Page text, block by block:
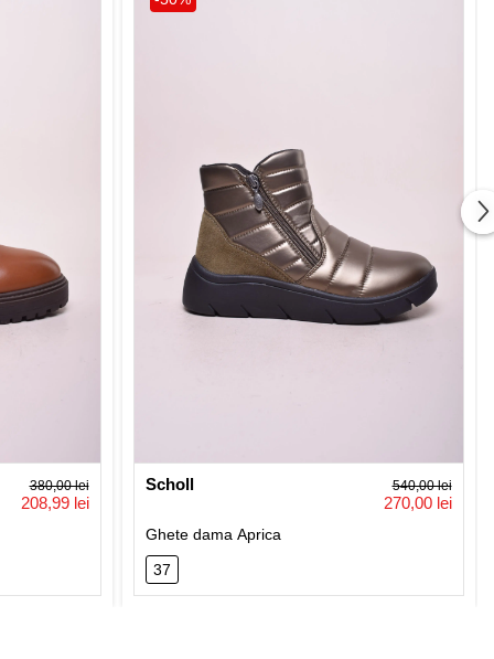
380,00 lei
208,99 lei
Scholl
Ghete dama Aprica
540,00 lei
270,00 lei
37